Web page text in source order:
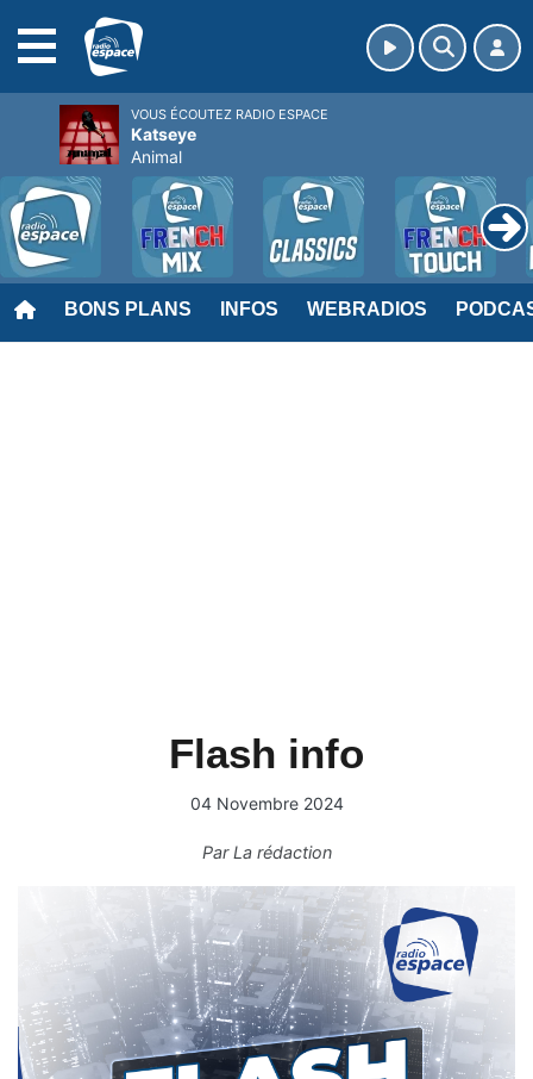
BONS PLANS INFOS WEBRADIOS
Flash info
04 Novembre 2024
ParLa rédaction
VOUS ÉCOUTEZ RADIO ESPACE
Katseye
Animal